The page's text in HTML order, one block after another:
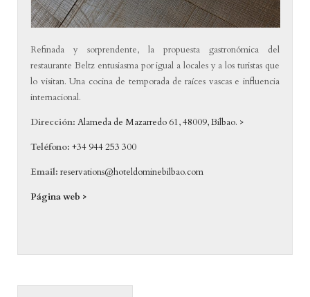
Refinada y sorprendente, la propuesta gastronómica del
restaurante Beltz entusiasma por igual a locales y a los turistas que
lo visitan. Una cocina de temporada de raíces vascas e influencia
internacional.
Dirección: Alameda de Mazarredo 61, 48009, Bilbao. >
Teléfono:+34 944 253 300
Email: reservations@hoteldominebilbao.com
Página web >